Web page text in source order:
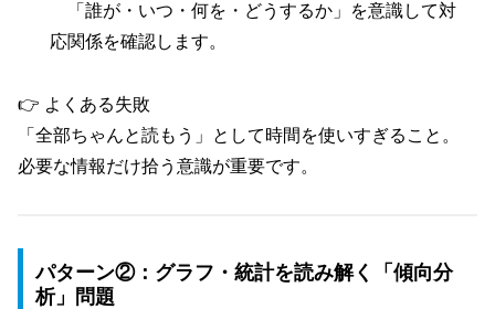
「誰が・いつ・何を・どうするか」を意識して対
応関係を確認します。
👉 よくある失敗
「全部ちゃんと読もう」として時間を使いすぎること。
必要な情報だけ拾う意識が重要です。
パターン②：グラフ・統計を読み解く「傾向分
析」問題